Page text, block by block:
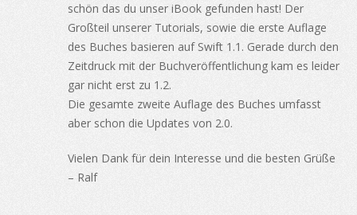
schön das du unser iBook gefunden hast! Der
Großteil unserer Tutorials, sowie die erste Auflage
des Buches basieren auf Swift 1.1. Gerade durch den
Zeitdruck mit der Buchveröffentlichung kam es leider
gar nicht erst zu 1.2.
Die gesamte zweite Auflage des Buches umfasst
aber schon die Updates von 2.0.
Vielen Dank für dein Interesse und die besten Grüße
– Ralf